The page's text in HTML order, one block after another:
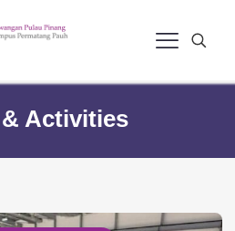
Activities